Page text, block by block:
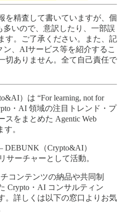
を精査して書いていますが、個
多いので、意訳したり、一部誤
す。ご了承ください。また、記
ン、AIサービス等を紹介するこ
切ありません。全て自己責任で
）は “For learning, not for
・AI 領域の注目トレンド・プ
スをまとめた Agentic Web
。
DEBUNK（Crypto&AI）
サーチャーとして活動。
コンテンツの納品や共同制
Crypto・AI コンサルティン
。詳しくは以下の窓口よりお気